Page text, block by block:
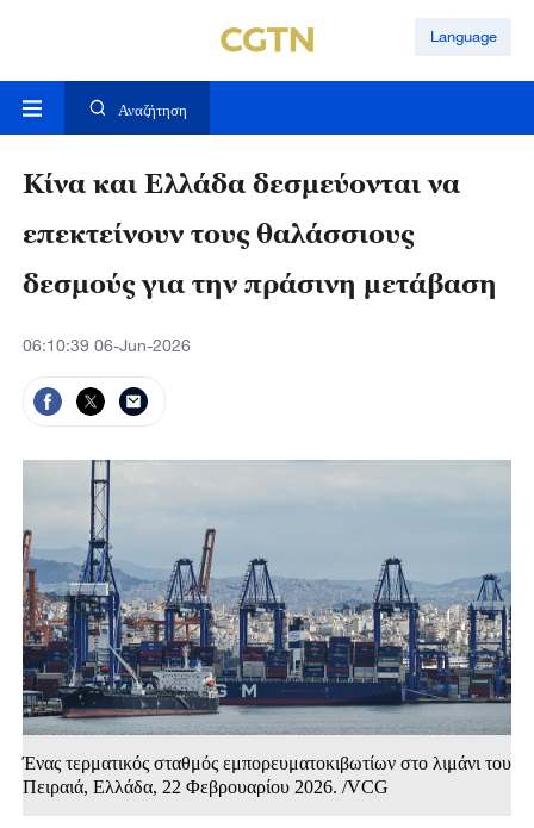
Language
Αναζήτηση
Κίνα και Ελλάδα δεσμεύονται να
επεκτείνουν τους θαλάσσιους
δεσμούς για την πράσινη μετάβαση
06:10:39 06-Jun-2026
Ένας τερματικός σταθμός εμπορευματοκιβωτίων στο λιμάνι του
Πειραιά, Ελλάδα, 22 Φεβρουαρίου 2026. /VCG